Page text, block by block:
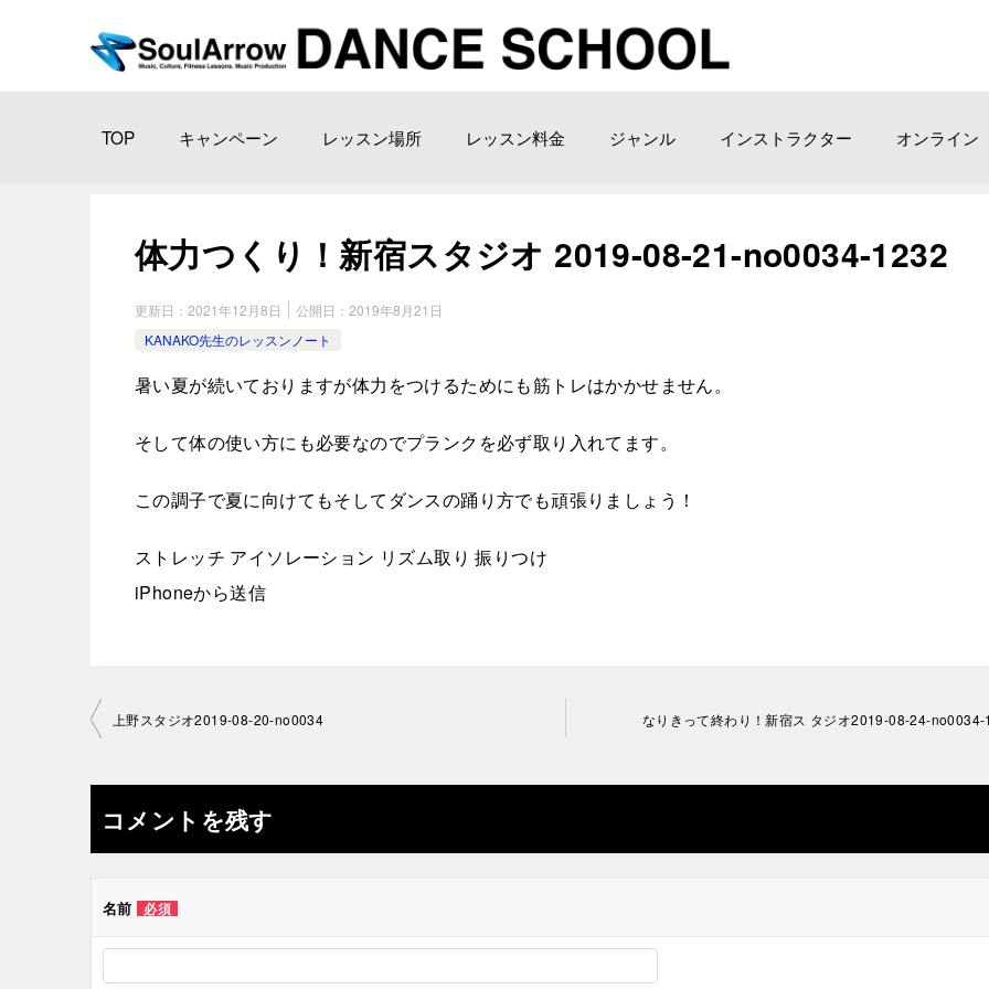
TOP キャンペーン レッスン場所 レッスン料金 ジャンル インストラクター オンライン
体力つくり！新宿スタジオ 2019-08-21-no0034-1232
更新日： 2021年12月8日 公開日： 2019年8月21日
KANAKO先生のレッスンノート
暑い夏が続いておりますが体力をつけるためにも筋トレはかかせません。
そして体の使い方にも必要なのでプランクを必ず取り入れてます。
この調子で夏に向けてもそしてダンスの踊り方でも頑張りましょう！
ストレッチ アイソレーション リズム取り 振りつけ
iPhoneから送信
投
ナ
ビ
ゲ
ー
上野スタジオ2019-08-20-no0034 なりきって終わり！新宿ス タジオ2019-08-24-
コメントを残す
名前 必須